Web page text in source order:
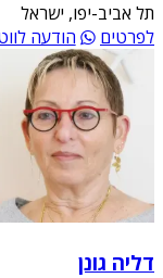
תל אביב-יפו, ישראל
לפרטים
הודעה
דליה גונן